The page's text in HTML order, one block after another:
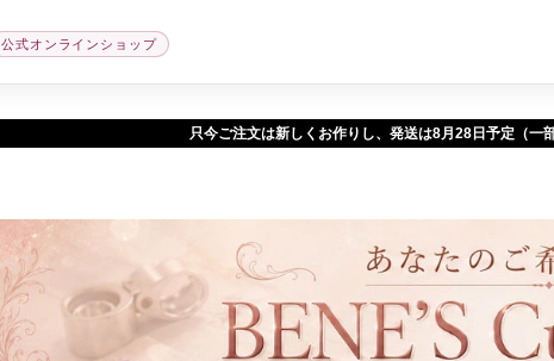
只今ご注文は新しくお作りし、発送は 予定（一
公式オンラインショップ